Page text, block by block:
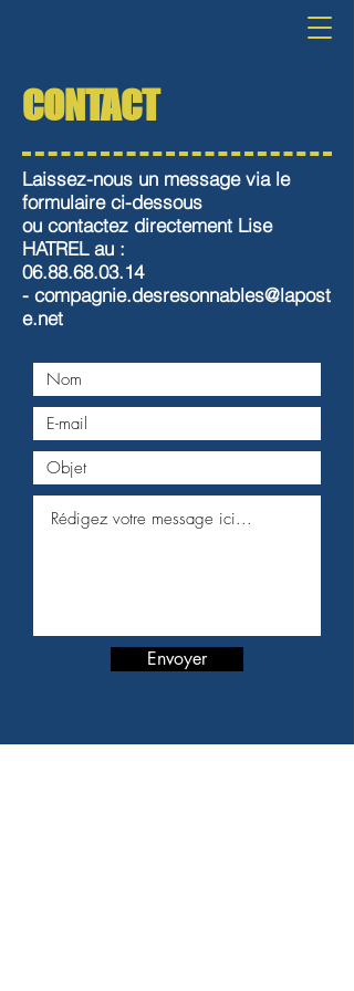
CONTACT
Laissez-nous un message via le
formulaire ci-dessous
ou contactez directement Lise
HATREL au :
06.88.68.03.14
- compagnie.desresonnables@lapost
e.net
Envoyer